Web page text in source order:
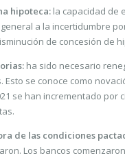
hipoteca: la capacidad de
a la incertidumbre
de concesión de
ha sido necesario
se conoce como
se han incrementado por
de las condiciones
Los bancos